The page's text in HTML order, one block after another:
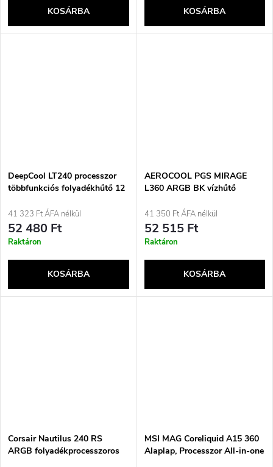
KOSÁRBA KOSÁRBA
DeepCool LT240 processzor
többfunkciós folyadékhűtő 12
41 323 Ft ÁFA nélkül
52 480 Ft
Raktáron
KOSÁRBA
AEROCOOL PGS MIRAGE
L360 ARGB BK vízhűtő
41 350 Ft ÁFA nélkül
52 515 Ft
Raktáron
KOSÁRBA
Corsair Nautilus 240 RS
ARGB folyadékprocesszoros
MSI MAG Coreliquid A15 360
Alaplap, Processzor All-in-one